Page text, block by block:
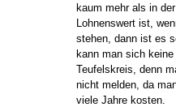
kaum mehr als in
Lohnenswert ist,
stehen, dann ist es
kann man sich
Teufelskreis, denn
nicht melden, da
viele Jahre kosten.